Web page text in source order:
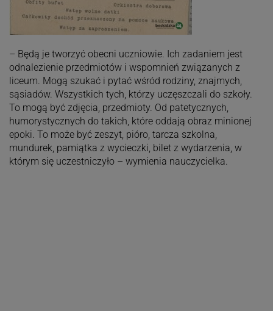
– Będą je tworzyć obecni uczniowie. Ich zadaniem jest
odnalezienie przedmiotów i wspomnień związanych z
liceum. Mogą szukać i pytać wśród rodziny, znajmych,
sąsiadów. Wszystkich tych, którzy uczęszczali do szkoły.
To mogą być zdjęcia, przedmioty. Od patetycznych,
humorystycznych do takich, które oddają obraz minionej
epoki. To może być zeszyt, pióro, tarcza szkolna,
mundurek, pamiątka z wycieczki, bilet z wydarzenia, w
którym się uczestniczyło – wymienia nauczycielka.